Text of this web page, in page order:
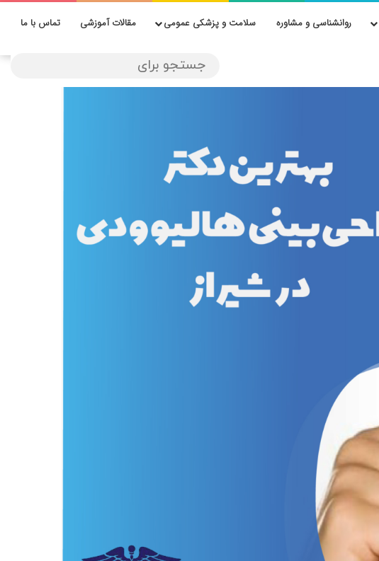
روانشناسی و مشاوره سلامت و پزشکی عمومی مقالات آموزشی تماس با ما